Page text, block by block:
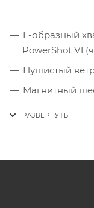
L-образный
PowerShot V1
Пушистый
Магнитный
Переходник 3/